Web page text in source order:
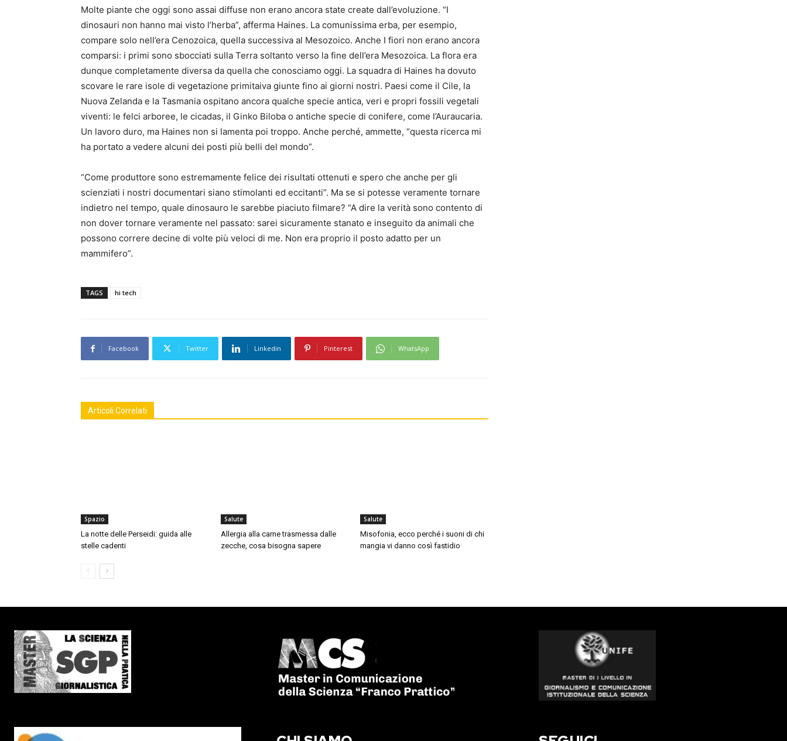
Molte piante che oggi sono assai diffuse non erano ancora state create dall’evoluzione. “I
dinosauri non hanno mai visto l’herba”, afferma Haines. La comunissima erba, per esempio,
compare solo nell’era Cenozoica, quella successiva al Mesozoico. Anche I fiori non erano ancora
comparsi: i primi sono sbocciati sulla Terra soltanto verso la fine dell’era Mesozoica. La flora era
dunque completamente diversa da quella che conosciamo oggi. La squadra di Haines ha dovuto
scovare le rare isole di vegetazione primitaiva giunte fino ai giorni nostri. Paesi come il Cile, la
Nuova Zelanda e la Tasmania ospitano ancora qualche specie antica, veri e propri fossili vegetali
viventi: le felci arboree, le cicadas, il Ginko Biloba o antiche specie di conifere, come l’Auraucaria.
Un lavoro duro, ma Haines non si lamenta poi troppo. Anche perché, ammette, “questa ricerca mi
ha portato a vedere alcuni dei posti più belli del mondo”.
“Come produttore sono estremamente felice dei risultati ottenuti e spero che anche per gli
scienziati i nostri documentari siano stimolanti ed eccitanti”. Ma se si potesse veramente tornare
indietro nel tempo, quale dinosauro le sarebbe piaciuto filmare? “A dire la verità sono contento di
non dover tornare veramente nel passato: sarei sicuramente stanato e inseguito da animali che
possono correre decine di volte più veloci di me. Non era proprio il posto adatto per un
mammifero”.
TAGS hi tech
Facebook Twitter Linkedin Pinterest WhatsApp
Articoli Correlati
Spazio
La notte delle Perseidi: guida alle
stelle cadenti
Salute
Allergia alla carne trasmessa dalle
zecche, cosa bisogna sapere
Salute
Misofonia, ecco perché i suoni di chi
mangia vi danno così fastidio